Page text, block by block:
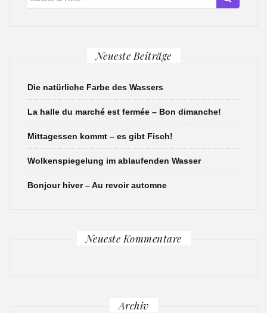
für:
Neueste Beiträge
Die natürliche Farbe des Wassers
La halle du marché est fermée – Bon dimanche!
Mittagessen kommt – es gibt Fisch!
Wolkenspiegelung im ablaufenden Wasser
Bonjour hiver – Au revoir automne
Neueste Kommentare
Archiv